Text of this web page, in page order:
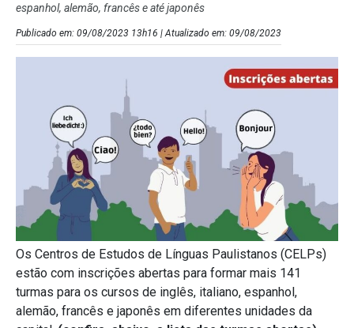
espanhol, alemão, francês e até japonês
Publicado em: 09/08/2023 13h16 | Atualizado em: 09/08/2023
Os Centros de Estudos de Línguas Paulistanos (CELPs)
estão com inscrições abertas para formar mais 141
turmas para os cursos de inglês, italiano, espanhol,
alemão, francês e japonês em diferentes unidades da